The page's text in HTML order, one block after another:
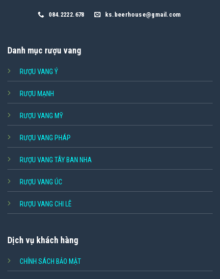
084.2222.678 ks.beerhouse@gmail.com
Danh mục rượu vang
RƯỢU VANG Ý
RƯỢU MẠNH
RƯỢU VANG MỸ
RƯỢU VANG PHÁP
RƯỢU VANG TÂY BAN NHA
RƯỢU VANG ÚC
RƯỢU VANG CHI LÊ
Dịch vụ khách hàng
CHÍNH SÁCH BẢO MẬT